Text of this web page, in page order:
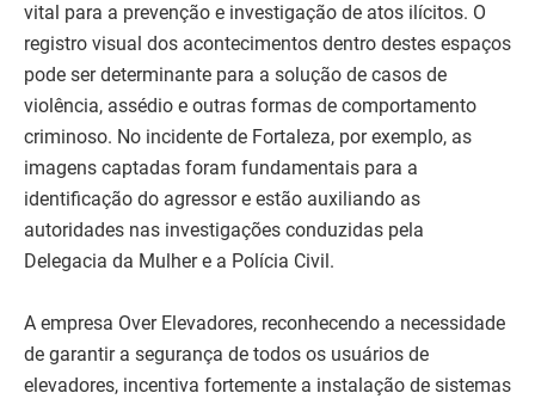
vital para a prevenção e investigação de atos ilícitos. O
registro visual dos acontecimentos dentro destes espaços
pode ser determinante para a solução de casos de
violência, assédio e outras formas de comportamento
criminoso. No incidente de Fortaleza, por exemplo, as
imagens captadas foram fundamentais para a
identificação do agressor e estão auxiliando as
autoridades nas investigações conduzidas pela
Delegacia da Mulher e a Polícia Civil.
A empresa Over Elevadores, reconhecendo a necessidade
de garantir a segurança de todos os usuários de
elevadores, incentiva fortemente a instalação de sistemas